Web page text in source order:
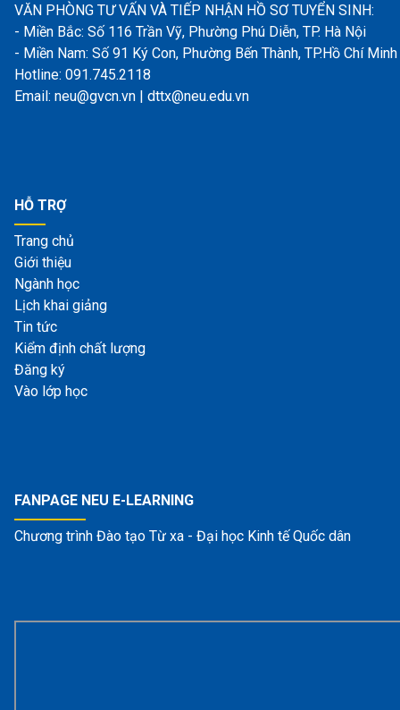
VĂN PHÒNG TƯ VẤN VÀ TIẾP NHẬN HỒ SƠ TUYỂN SINH:
- Miền Bắc: Số 116 Trần Vỹ, Phường Phú Diễn, TP. Hà Nội
- Miền Nam: Số 91 Ký Con, Phường Bến Thành, TP.Hồ Chí Minh
Hotline: 091.745.2118
Email: neu@gvcn.vn | dttx@neu.edu.vn
HỖ TRỢ
Trang chủ
Giới thiệu
Ngành học
Lịch khai giảng
Tin tức
Kiểm định chất lượng
Đăng ký
Vào lớp học
FANPAGE NEU E-LEARNING
Chương trình Đào tạo Từ xa - Đại học Kinh tế Quốc dân